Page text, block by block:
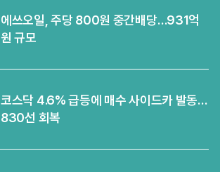
에쓰오일, 주당 800원 중간배당…931억
원 규모
코스닥 4.6% 급등에 매수 사이드카 발동…
830선 회복